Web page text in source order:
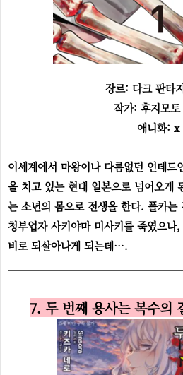
장르: 다크 판타
작가: 후지모토
애니화: x
이세계에서 마왕이나 다름없던 언데드
을 치고 있는 현대 일본으로 넘어오게
는 소년의 몸으로 전생을 한다. 폴카는
청부업자 사키야마 미사키를 죽였으
비로 되살아나게 되는데….
7. 두 번째 용사는 복수의